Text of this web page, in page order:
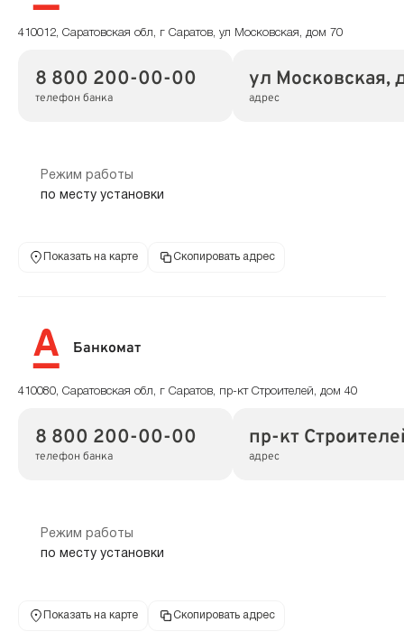
410012, Саратовская обл, г Саратов, ул Московская, дом 70
8 800 200-00-00
телефон банка
ул Московская,
адрес
Режим работы
по месту установки
Показать на карте Скопировать адрес
Банкомат
410080, Саратовская обл, г Саратов, пр-кт Строителей, дом 40
8 800 200-00-00
телефон банка
пр-кт
адрес
Режим работы
по месту установки
Показать на карте Скопировать адрес